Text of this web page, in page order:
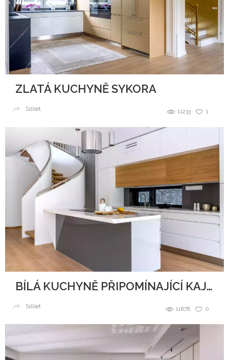
ZLATÁ KUCHYNĚ SYKORA
1
11233
Sdílet
BÍLÁ KUCHYNĚ PŘIPOMÍNAJÍCÍ KAJUTU NA LODI
0
11878
Sdílet